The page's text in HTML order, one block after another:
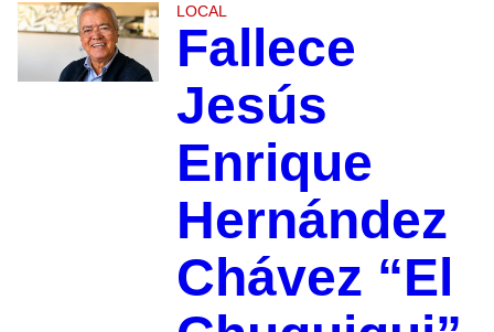
LOCAL
Fallece
Jesús
Enrique
Hernández
Chávez “El